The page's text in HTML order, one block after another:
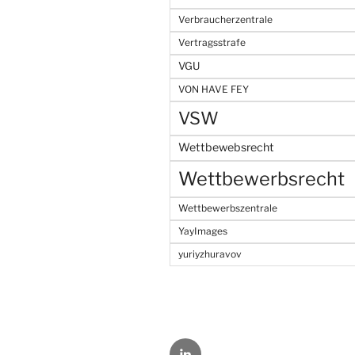
Verbraucherzentrale
Vertragsstrafe
VGU
VON HAVE FEY
VSW
Wettbewebsrecht
Wettbewerbsrecht
Wettbewerbszentrale
YayImages
yuriyzhuravov
LinkedIn